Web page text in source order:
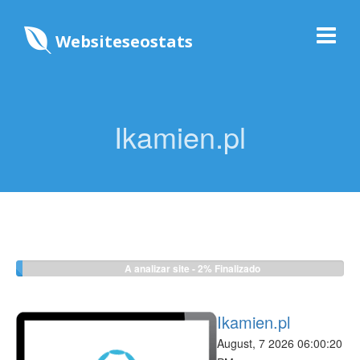
Websiteseostats
Ikamien.pl
A analizar site - 2% Finalizado
Ikamien.pl
August, 7 2026 06:00:20